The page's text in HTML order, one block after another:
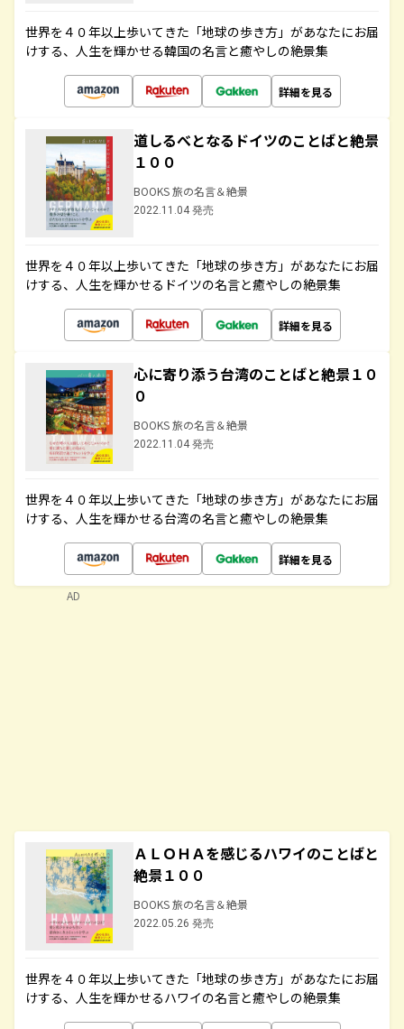
世界を４０年以上歩いてきた「地球の歩き方」があなたにお届
けする、人生を輝かせる韓国の名言と癒やしの絶景集
詳細を見る
道しるべとなるドイツのことばと絶景
１００
BOOKS 旅の名言＆絶景
2022.11.04 発売
世界を４０年以上歩いてきた「地球の歩き方」があなたにお届
けする、人生を輝かせるドイツの名言と癒やしの絶景集
詳細を見る
心に寄り添う台湾のことばと絶景１０
０
BOOKS 旅の名言＆絶景
2022.11.04 発売
世界を４０年以上歩いてきた「地球の歩き方」があなたにお届
けする、人生を輝かせる台湾の名言と癒やしの絶景集
詳細を見る
ＡＬＯＨＡを感じるハワイのことばと
絶景１００
BOOKS 旅の名言＆絶景
2022.05.26 発売
世界を４０年以上歩いてきた「地球の歩き方」があなたにお届
けする、人生を輝かせるハワイの名言と癒やしの絶景集
AD